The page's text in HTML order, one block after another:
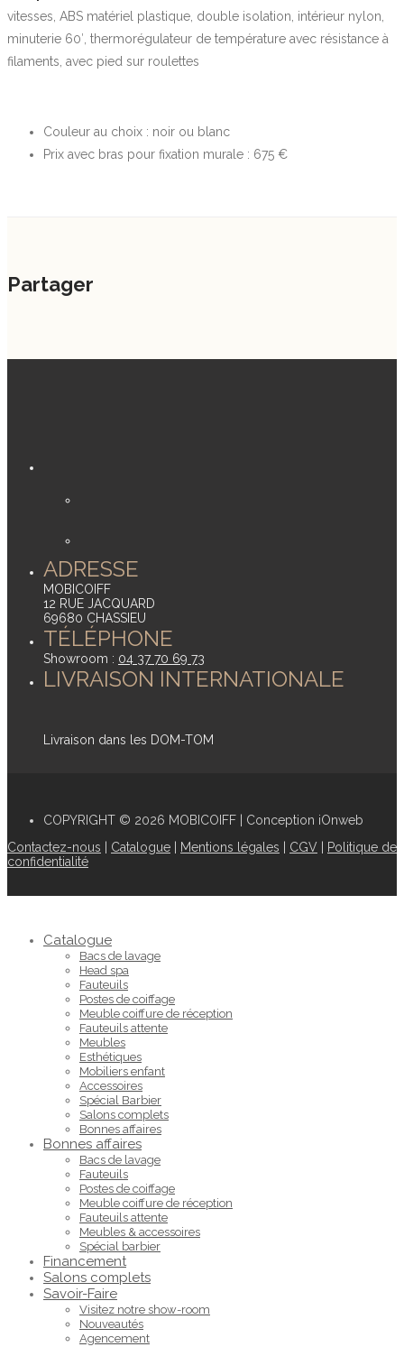
vitesses, ABS matériel plastique, double isolation, intérieur nylon,
minuterie 60′, thermorégulateur de température avec résistance à
filaments, avec pied sur roulettes
Couleur au choix : noir ou blanc
Prix avec bras pour fixation murale : 675 €
Partager
ADRESSE
MOBICOIFF
12 RUE JACQUARD
69680 CHASSIEU
TÉLÉPHONE
Showroom : 04 37 70 69 73
LIVRAISON INTERNATIONALE
Livraison dans les DOM-TOM
COPYRIGHT © 2026 MOBICOIFF | Conception iOnweb
Contactez-nous
Catalogue Mentions légales CGV
Politique de
confidentialité
Catalogue
Bacs de lavage
Head spa
Fauteuils
Postes de coiffage
Meuble coiffure de réception
Fauteuils attente
Meubles
Esthétiques
Mobiliers enfant
Accessoires
Spécial Barbier
Salons complets
Bonnes affaires
Bonnes affaires
Bacs de lavage
Fauteuils
Postes de coiffage
Meuble coiffure de réception
Fauteuils attente
Meubles & accessoires
Spécial barbier
Financement
Salons complets
Savoir-Faire
Visitez notre show-room
Nouveautés
Agencement